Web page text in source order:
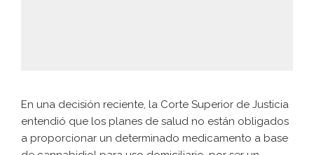
En una decisión reciente, la Corte Superior de Justicia
entendió que los planes de salud no están obligados
a proporcionar un determinado medicamento a base